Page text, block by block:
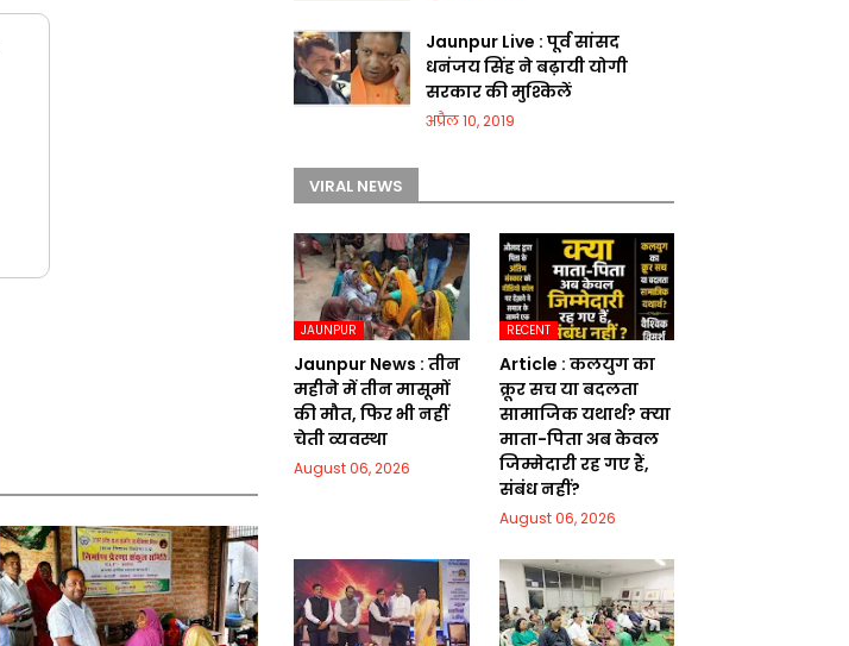
Jaunpur Live : पूर्व सांसद
धनंजय सिंह ने बढ़ायी योगी
सरकार की मुश्किलें
अप्रैल 10, 2019
VIRAL NEWS
JAUNPUR
Jaunpur News : तीन
महीने में तीन मासूमों
की मौत, फिर भी नहीं
चेती व्यवस्था
August 06, 2026
RECENT
Article : कलयुग का
क्रूर सच या बदलता
सामाजिक यथार्थ? क्या
माता-पिता अब केवल
जिम्मेदारी रह गए हैं,
संबंध नहीं?
August 06, 2026